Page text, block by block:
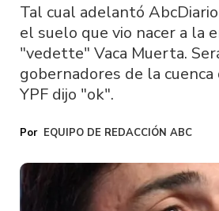
Tal cual adelantó
el suelo que vio nacer a la
"vedette" Vaca Muerta.
gobernadores de la
YPF dijo "ok".
EQUIPO DE REDACCIÓN ABC